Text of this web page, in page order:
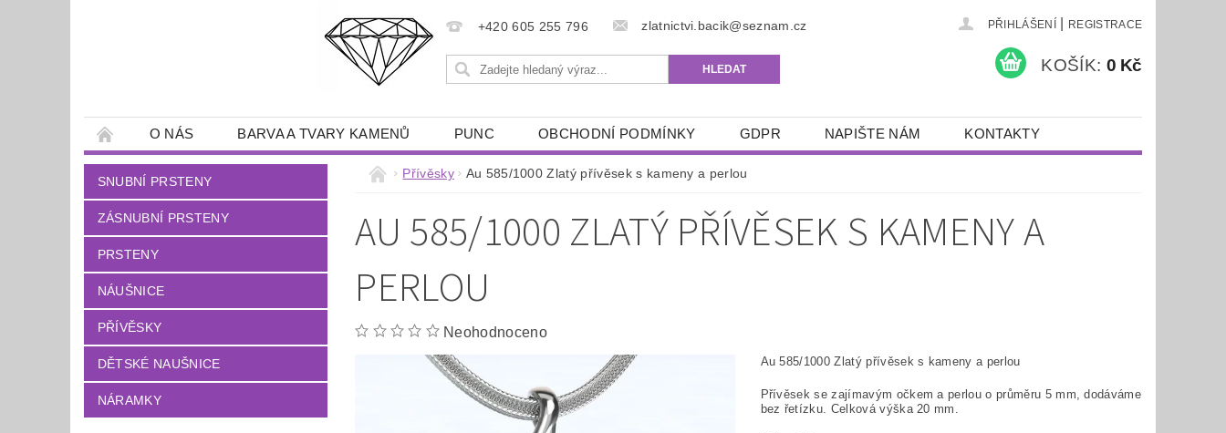
+420 605 255 796 zlatnictvi.bacik@seznam.cz PŘIHLÁŠENÍ REGISTRACE
KOŠÍK: 0 Kč
O NÁS BARVA A TVARY KAMENŮ PUNC OBCHODNÍ PODMÍNKY GDPR NAPIŠTE NÁM KONTAKTY
SNUBNÍ PRSTENY
ZÁSNUBNÍ PRSTENY
PRSTENY
NÁUŠNICE
PŘÍVĚSKY
DĚTSKÉ NAUŠNICE
NÁRAMKY
Přívěsky Au 585/1000 Zlatý přívěsek s kameny a perlou
AU 585/1000 ZLATÝ PŘÍVĚSEK S KAMENY A
PERLOU
Neohodnoceno
Au 585/1000 Zlatý přívěsek s kameny a perlou
Přívěsek se zajímavým očkem a perlou o průměru 5 mm, dodáváme
bez řetízku. Celková výška 20 mm.